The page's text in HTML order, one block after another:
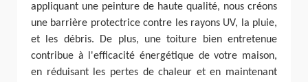
appliquant une peinture de haute qualité, nous créons
une barrière protectrice contre les rayons UV, la pluie,
et les débris. De plus, une toiture bien entretenue
contribue à l'efficacité énergétique de votre maison,
en réduisant les pertes de chaleur et en maintenant